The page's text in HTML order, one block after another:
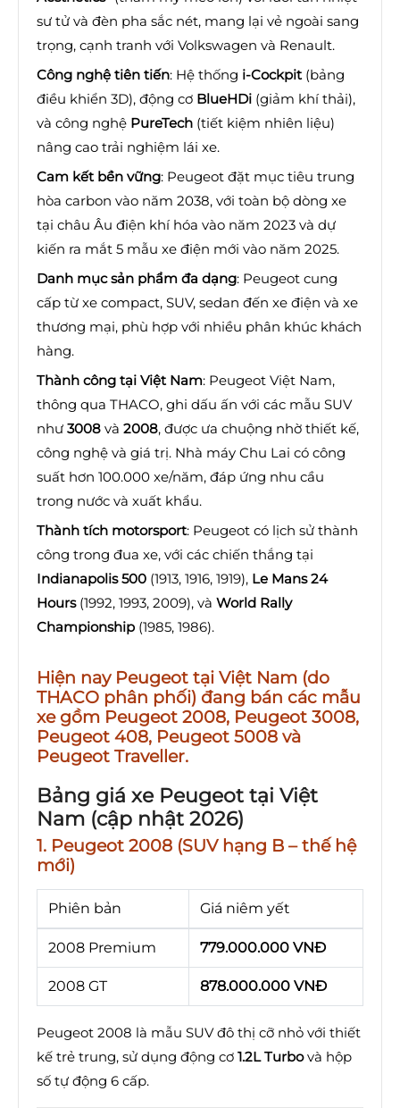
sư tử và đèn pha sắc nét, mang lại vẻ ngoài sang
trọng, cạnh tranh với Volkswagen và Renault.
Công nghệ tiên tiến: Hệ thống i-Cockpit (bảng
điều khiển 3D), động cơ BlueHDi (giảm khí thải),
và công nghệ PureTech (tiết kiệm nhiên liệu)
nâng cao trải nghiệm lái xe.
Cam kết bền vững: Peugeot đặt mục tiêu trung
hòa carbon vào năm 2038, với toàn bộ dòng xe
tại châu Âu điện khí hóa vào năm 2023 và dự
kiến ra mắt 5 mẫu xe điện mới vào năm 2025.
Danh mục sản phẩm đa dạng: Peugeot cung
cấp từ xe compact, SUV, sedan đến xe điện và xe
thương mại, phù hợp với nhiều phân khúc khách
hàng.
Thành công tại Việt Nam: Peugeot Việt Nam,
thông qua THACO, ghi dấu ấn với các mẫu SUV
như 3008 và 2008, được ưa chuộng nhờ thiết kế,
công nghệ và giá trị. Nhà máy Chu Lai có công
suất hơn 100.000 xe/năm, đáp ứng nhu cầu
trong nước và xuất khẩu.
Thành tích motorsport: Peugeot có lịch sử thành
công trong đua xe, với các chiến thắng tại
Indianapolis 500 (1913, 1916, 1919), Le Mans 24
Hours(1992, 1993, 2009), và World Rally
Championship (1985, 1986).
Hiện nay Peugeot tại Việt Nam (do
THACO phân phối) đang bán các mẫu
xe gồm Peugeot 2008, Peugeot 3008,
Peugeot 408, Peugeot 5008 và
Peugeot Traveller.
Bảng giá xe Peugeot tại Việt
Nam (cập nhật 2026)
1. Peugeot 2008 (SUV hạng B – thế hệ
mới)
Phiên bản Giá niêm yết
2008 Premium 779.000.000 VNĐ
2008 GT 878.000.000 VNĐ
Peugeot 2008 là mẫu SUV đô thị cỡ nhỏ với thiết
kế trẻ trung, sử dụng động cơ 1.2L Turbovà hộp
số tự động 6 cấp.